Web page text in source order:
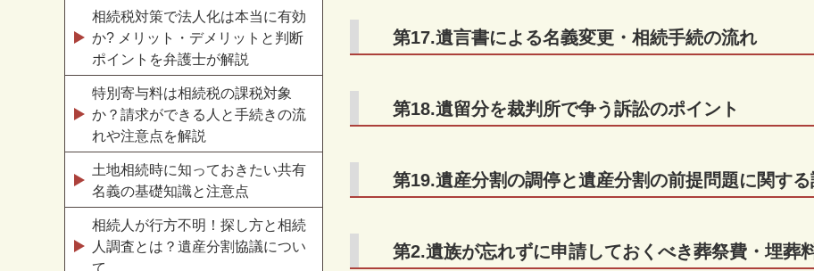
第17.遺言書による名義変更・相続手続の流れ
第18.遺留分を裁判所で争う訴訟のポイント
第19.遺産分割の調停と遺産分割の前提問題に関する
第2.遺族が忘れずに申請しておくべき葬祭費・埋葬
相続税対策で法人化は本当に有効
か? メリット・デメリットと判断
ポイントを弁護士が解説
特別寄与料は相続税の課税対象
か？請求ができる人と手続きの流
れや注意点を解説
土地相続時に知っておきたい共有
名義の基礎知識と注意点
相続人が行方不明！探し方と相続
人調査とは？遺産分割協議につい
て